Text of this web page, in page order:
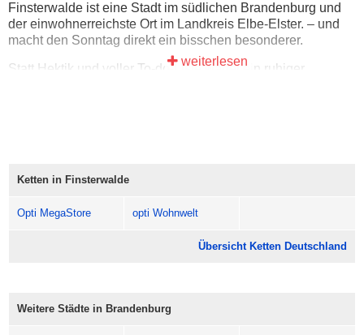
Finsterwalde ist eine Stadt im südlichen Brandenburg und
der einwohnerreichste Ort im Landkreis Elbe-Elster. – und
macht den Sonntag direkt ein bisschen besonderer.
Statt Hektik und voller To-do-Liste wartet ein ruhiger
weiterlesen
Ketten in Finsterwalde
Opti MegaStore opti Wohnwelt
Übersicht Ketten Deutschland
Weitere Städte in Brandenburg